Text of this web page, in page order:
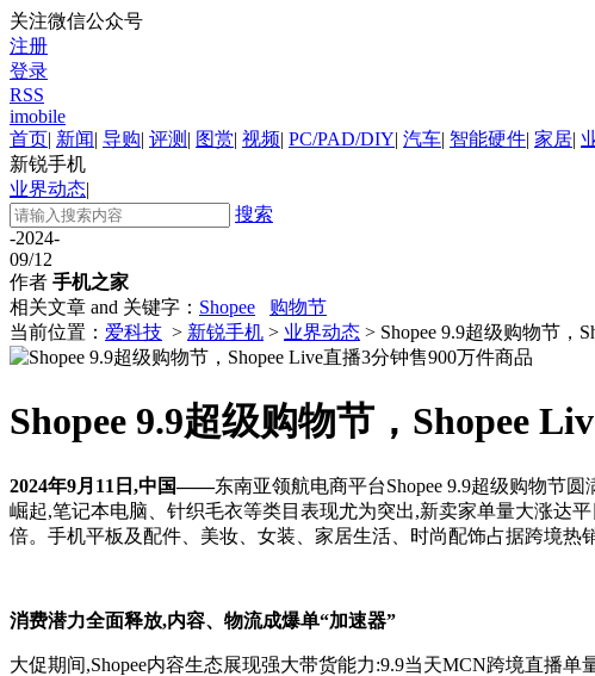
关注微信公众号
注册
登录
RSS
imobile
首页| 新闻| 导购| 评测 | 图赏| 视频| PC/PAD/DIY| 汽车| 智能硬件| 家居|
新锐手机
业界动态|
搜索
-2024-
09/12
作者 手机之家
相关文章 and 关键字： Shopee
购物节
当前位置： 爱科技 > 新锐手机 > 业界动态 > Shopee 9.9超级购物节，
Shopee 9.9超级购物节，Shopee
2024年9月11日,中国——东南亚领航电商平台Shopee 9.9超级购物节
崛起,笔记本电脑、针织毛衣等类目表现尤为突出,新卖家单量大涨达
倍。手机平板及配件、美妆、女装、家居生活、时尚配饰占据跨境热
消费潜力全面释放,内容、物流成爆单“加速器”
大促期间,Shopee内容生态展现强大带货能力:9.9当天MCN跨境直播